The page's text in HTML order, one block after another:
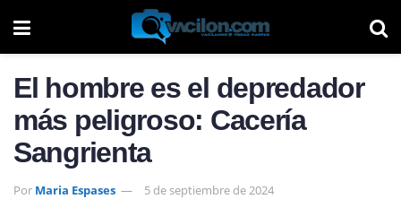
El hombre es el depredador
más peligroso: Cacería
Sangrienta
Por Maria Espases 5 de septiembre de 2024